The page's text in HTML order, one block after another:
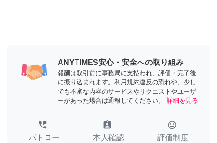
ANYTIMES安心・安全への取り組み
報酬は取引前に事務局に支払われ、評価・完了後
に振り込まれます。利用規約違反の恐れや、少し
でも不審な内容のサービスやリクエストやユーザ
ーがあった場合は通報してください。
詳細を見る
perm_phone_msg
パトロー
assignment_ind
本人確認
tag_faces
評価制度